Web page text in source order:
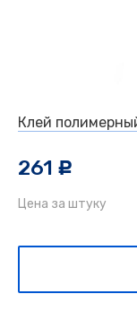
Клей
261 c
Цена за штуку